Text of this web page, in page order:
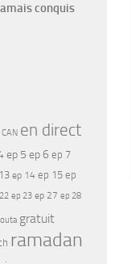
conquis
CAN en direct
ep 5 ep 6 ep 7
ep 14 ep 15 ep
ep 23 ep 27 ep 28
gratuit
ramadan